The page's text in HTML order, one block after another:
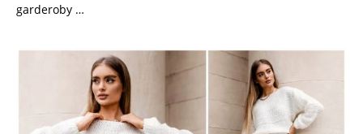
garderoby …